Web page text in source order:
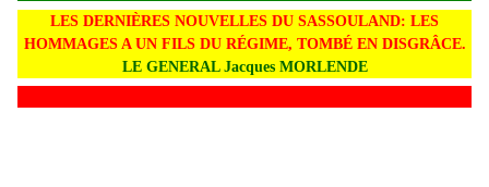
LES DERNIÈRES NOUVELLES DU SASSOULAND: LES
HOMMAGES A UN FILS DU RÉGIME, TOMBÉ EN DISGRÂCE.
LE GENERAL Jacques MORLENDE